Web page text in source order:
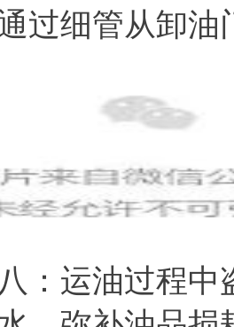
过细管从卸油
：运油过程中